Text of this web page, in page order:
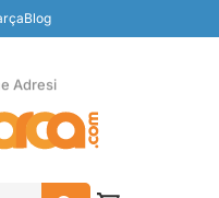
Blog
Adresi